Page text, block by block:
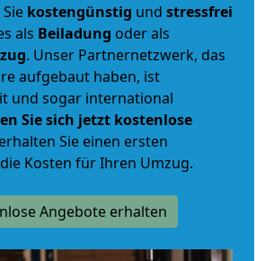
kostengünstig und stressfrei
als Beiladung oder als
. Unser Partnernetzwerk, das
aufgebaut haben, ist
und sogar international
Sie sich jetzt kostenlose
Sie einen ersten
Kosten für Ihren Umzug.
Angebote erhalten